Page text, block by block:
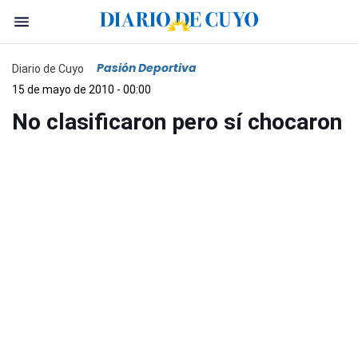
Diario de Cuyo Pasión Deportiva
15 de mayo de 2010 - 00:00
No clasificaron pero sí chocaron